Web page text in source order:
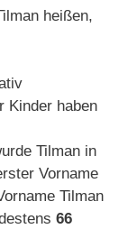
heißen,
Kinder haben
Tilman in
Vorname
Tilman
66